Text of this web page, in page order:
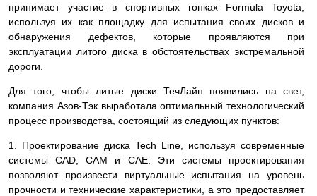
принимает участие в спортивных гонках Formula Toyota,
используя их как площадку для испытания своих дисков и
обнаружения дефектов, которые проявляются при
эксплуатации литого диска в обстоятельствах экстремальной
дороги.
Для того, чтобы литые диски ТечЛайн появились на свет,
компания Азов-Тэк выработала оптимальный технологический
процесс производства, состоящий из следующих пунктов:
1. Проектирование диска Tech Line, используя современные
системы СAD, CAM и CAE. Эти системы проектирования
позволяют произвести виртуальные испытания на уровень
прочности и технические характеристики, а это предоставляет